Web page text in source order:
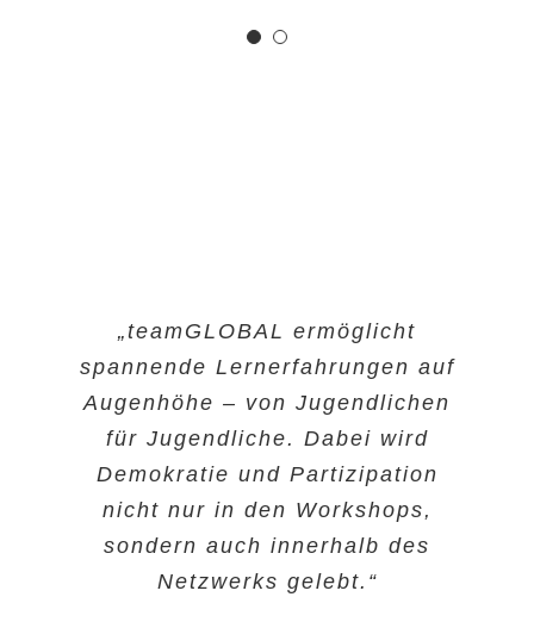
„teamGLOBAL ermöglicht
spannende Lernerfahrungen auf
Augenhöhe – von Jugendlichen
für Jugendliche. Dabei wird
Demokratie und Partizipation
nicht nur in den Workshops,
sondern auch innerhalb des
Netzwerks gelebt.“
„Die Initiative teamGLOBAL hat
in den 15 Jahren ihres
Bestehens eine Vielzahl
innovativer Methoden zu
verschiedenen Themen, wie z.B.
Klimawandel oder
ressourcenschonender Konsum,
erfolgreich entwickelt und